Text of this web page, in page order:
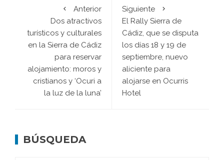
Anterior
Dos atractivos
turísticos y culturales
en la Sierra de Cádiz
para reservar
alojamiento: moros y
cristianos y ‘Ocuri a
la luz de la luna’
Siguiente
El Rally Sierra de
Cádiz, que se disputa
los días 18 y 19 de
septiembre, nuevo
aliciente para
alojarse en Ocurris
Hotel
BÚSQUEDA